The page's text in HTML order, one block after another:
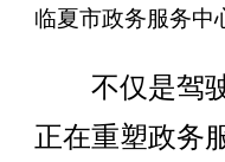
临夏市政务服务中
不仅是驾驶
正在重塑政务